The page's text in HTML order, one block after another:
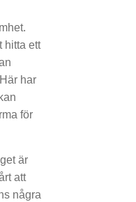
hitta ett
har
för
är
att
några